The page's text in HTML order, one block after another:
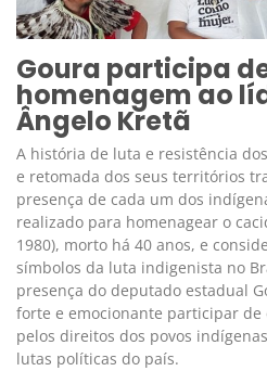
Goura participa
homenagem ao
Ângelo Kretã
A história de luta e resistência
e retomada dos seus territórios
presença de cada um dos
realizado para homenagear o
1980), morto há 40 anos, e
símbolos da luta indigenista no
presença do deputado estadual
forte e emocionante participar de
pelos direitos dos povos
lutas políticas do país.